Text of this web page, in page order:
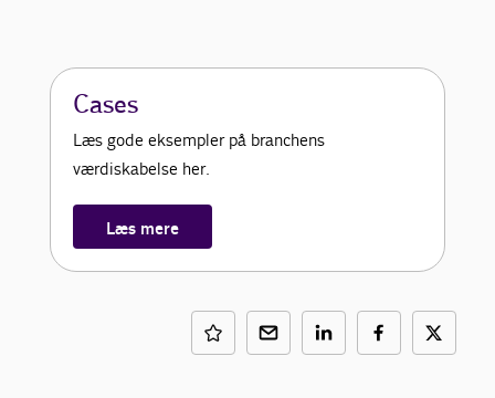
Cases
Læs gode eksempler på branchens
værdiskabelse her.
Læs mere